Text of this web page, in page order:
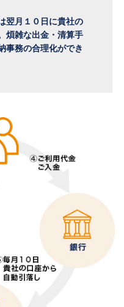
翌月１０日に貴社の
煩雑な出金・清算手
事務の合理化ができ